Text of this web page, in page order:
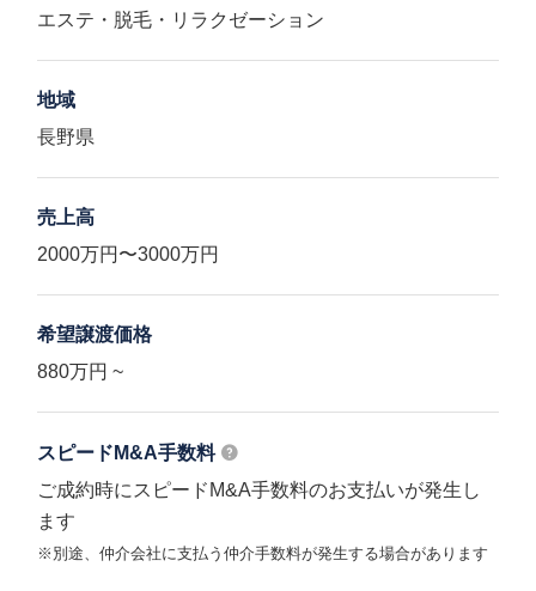
エステ・脱毛・リラクゼーション
地域
長野県
売上高
2000万円〜3000万円
希望譲渡価格
880万円 ~
スピードM&A手数料
ご成約時にスピードM&A手数料のお支払いが発生し
ます
※別途、仲介会社に支払う仲介手数料が発生する場合があります